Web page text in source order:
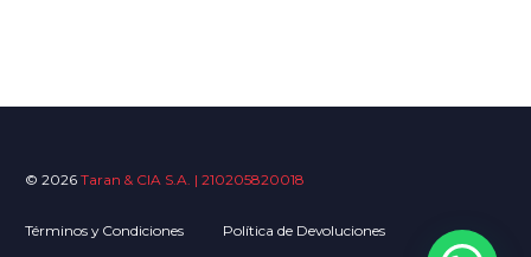
© 2026 Taran & CIA S.A. | 210205820018
Términos y Condiciones Política de Devoluciones